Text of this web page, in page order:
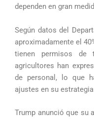
dependen en gran
Según datos del
aproximadamente el
tienen permisos de
agricultores han
de personal, lo que
ajustes en su
Trump anunció que su